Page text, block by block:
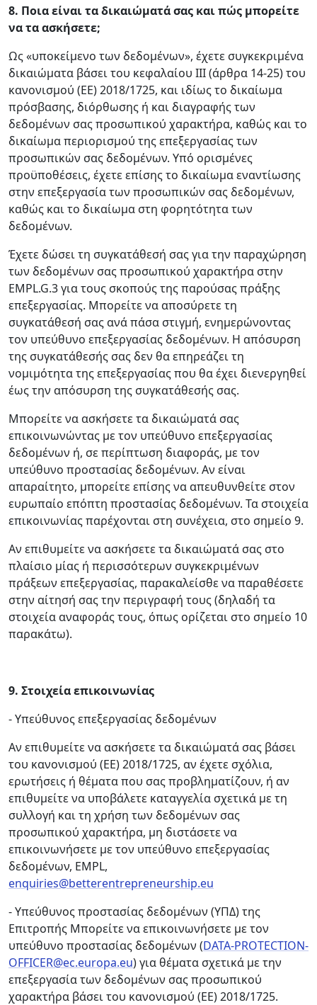
8. Ποια είναι τα δικαιώματά σας και πώς μπορείτε
να τα ασκήσετε;
Ως «υποκείμενο των δεδομένων», έχετε συγκεκριμένα
δικαιώματα βάσει του κεφαλαίου ΙΙΙ (άρθρα 14-25) του
κανονισμού (ΕΕ) 2018/1725, και ιδίως το δικαίωμα
πρόσβασης, διόρθωσης ή και διαγραφής των
δεδομένων σας προσωπικού χαρακτήρα, καθώς και το
δικαίωμα περιορισμού της επεξεργασίας των
προσωπικών σας δεδομένων. Υπό ορισμένες
προϋποθέσεις, έχετε επίσης το δικαίωμα εναντίωσης
στην επεξεργασία των προσωπικών σας δεδομένων,
καθώς και το δικαίωμα στη φορητότητα των
δεδομένων.
Έχετε δώσει τη συγκατάθεσή σας για την παραχώρηση
των δεδομένων σας προσωπικού χαρακτήρα στην
EMPL.G.3 για τους σκοπούς της παρούσας πράξης
επεξεργασίας. Μπορείτε να αποσύρετε τη
συγκατάθεσή σας ανά πάσα στιγμή, ενημερώνοντας
τον υπεύθυνο επεξεργασίας δεδομένων. Η απόσυρση
της συγκατάθεσής σας δεν θα επηρεάζει τη
νομιμότητα της επεξεργασίας που θα έχει διενεργηθεί
έως την απόσυρση της συγκατάθεσής σας.
Μπορείτε να ασκήσετε τα δικαιώματά σας
επικοινωνώντας με τον υπεύθυνο επεξεργασίας
δεδομένων ή, σε περίπτωση διαφοράς, με τον
υπεύθυνο προστασίας δεδομένων. Αν είναι
απαραίτητο, μπορείτε επίσης να απευθυνθείτε στον
ευρωπαίο επόπτη προστασίας δεδομένων. Τα στοιχεία
επικοινωνίας παρέχονται στη συνέχεια, στο σημείο 9.
Αν επιθυμείτε να ασκήσετε τα δικαιώματά σας στο
πλαίσιο μίας ή περισσότερων συγκεκριμένων
πράξεων επεξεργασίας, παρακαλείσθε να παραθέσετε
στην αίτησή σας την περιγραφή τους (δηλαδή τα
στοιχεία αναφοράς τους, όπως ορίζεται στο σημείο 10
παρακάτω).
9. Στοιχεία επικοινωνίας
- Υπεύθυνος επεξεργασίας δεδομένων
Αν επιθυμείτε να ασκήσετε τα δικαιώματά σας βάσει
του κανονισμού (ΕΕ) 2018/1725, αν έχετε σχόλια,
ερωτήσεις ή θέματα που σας προβληματίζουν, ή αν
επιθυμείτε να υποβάλετε καταγγελία σχετικά με τη
συλλογή και τη χρήση των δεδομένων σας
προσωπικού χαρακτήρα, μη διστάσετε να
επικοινωνήσετε με τον υπεύθυνο επεξεργασίας
δεδομένων, EMPL,
enquiries@betterentrepreneurship.eu
- Υπεύθυνος προστασίας δεδομένων (ΥΠΔ) της
Επιτροπής Μπορείτε να επικοινωνήσετε με τον
υπεύθυνο προστασίας δεδομένων (DATA-PROTECTION-
OFFICER@ec.europa.eu) για θέματα σχετικά με την
επεξεργασία των δεδομένων σας προσωπικού
χαρακτήρα βάσει του κανονισμού (EΕ) 2018/1725.